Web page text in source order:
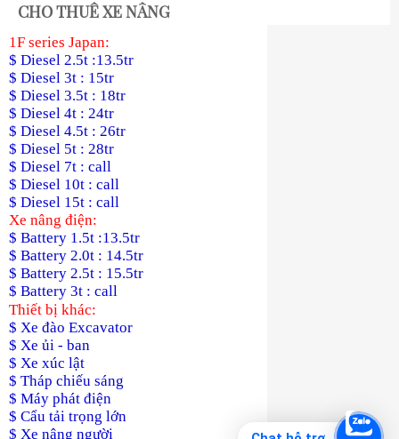
CHO THUÊ XE NÂNG
1F series Japan:
$ Diesel 2.5t :13.5tr
$ Diesel 3t : 15tr
$ Diesel 3.5t : 18tr
$ Diesel 4t : 24tr
$ Diesel 4.5t : 26tr
$ Diesel 5t : 28tr
$ Diesel 7t : call
$ Diesel 10t : call
$ Diesel 15t : call
Xe nâng điện:
$ Battery 1.5t :13.5tr
$ Battery 2.0t : 14.5tr
$ Battery 2.5t : 15.5tr
$ Battery 3t : call
Thiết bị khác:
$ Xe đào Excavator
$ Xe ủi - ban
$ Xe xúc lật
$ Tháp chiếu sáng
$ Máy phát điện
$ Cẩu tải trọng lớn
$ Xe nâng người